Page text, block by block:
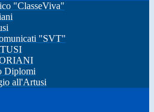
"ClasseViva"
"SVT"
Diplomi
all'Artusi